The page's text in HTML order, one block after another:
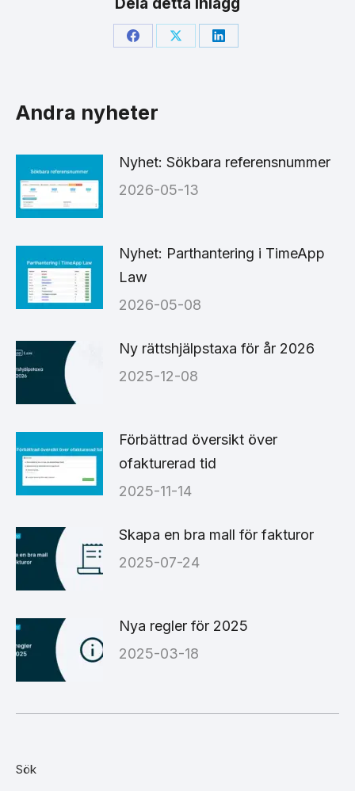
Share Share Share
Andra nyheter
Nyhet: Sökbara referensnummer
2026-05-13
Nyhet: Parthantering i TimeApp
Law
2026-05-08
Ny rättshjälpstaxa för år 2026
2025-12-08
Förbättrad översikt över
ofakturerad tid
2025-11-14
Skapa en bra mall för fakturor
2025-07-24
Nya regler för 2025
2025-03-18
Sök